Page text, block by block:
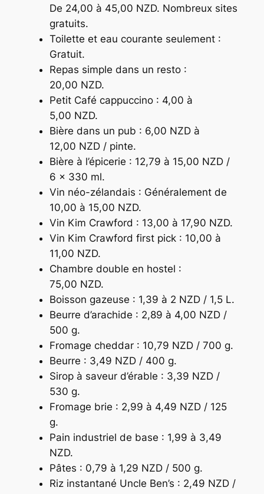
De 24,00 à 45,00 NZD. Nombreux sites
gratuits.
Toilette et eau courante seulement :
Gratuit.
Repas simple dans un resto :
20,00 NZD.
Petit Café cappuccino : 4,00 à
5,00 NZD.
Bière dans un pub : 6,00 NZD à
12,00 NZD / pinte.
Bière à l’épicerie : 12,79 à 15,00 NZD /
6 x 330 ml.
Vin néo-zélandais : Généralement de
10,00 à 15,00 NZD.
Vin Kim Crawford : 13,00 à 17,90 NZD.
Vin Kim Crawford first pick: 10,00 à
11,00 NZD.
Chambre double en hostel :
75,00 NZD.
Boisson gazeuse : 1,39 à 2 NZD / 1,5 L.
Beurre d’arachide : 2,89 à 4,00 NZD /
500 g.
Fromage cheddar : 10,79 NZD / 700 g.
Beurre : 3,49 NZD / 400 g.
Sirop à saveur d’érable : 3,39 NZD /
530 g.
Fromage brie : 2,99 à 4,49 NZD / 125
g.
Pain industriel de base : 1,99 à 3,49
NZD.
Pâtes : 0,79 à 1,29 NZD / 500 g.
Riz instantané Uncle Ben’s : 2,49 NZD /